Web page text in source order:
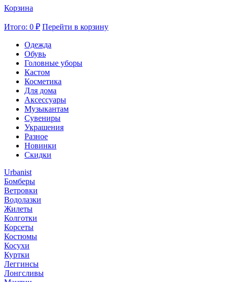
Корзина
Итого: 0 ₽ Перейти в корзину
Одежда
Обувь
Головные уборы
Кастом
Косметика
Для дома
Аксессуары
Музыкантам
Сувениры
Украшения
Разное
Новинки
Скидки
Urbanist
Бомберы
Ветровки
Водолазки
Жилеты
Колготки
Корсеты
Костюмы
Косухи
Куртки
Леггинсы
Лонгсливы